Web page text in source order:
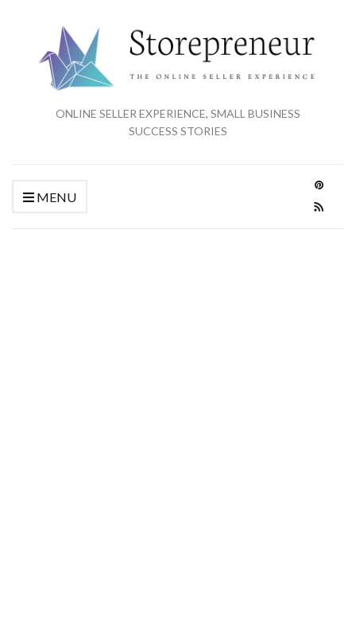
ONLINE SELLER EXPERIENCE, SMALL BUSINESS
SUCCESS STORIES
MENU